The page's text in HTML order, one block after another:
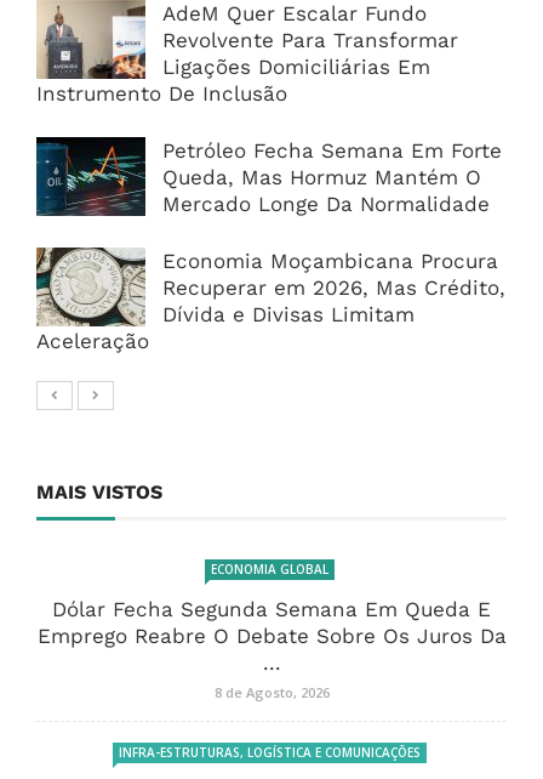
AdeM Quer Escalar Fundo
Revolvente Para Transformar
Ligações Domiciliárias Em
Instrumento De Inclusão
Petróleo Fecha Semana Em Forte
Queda, Mas Hormuz Mantém O
Mercado Longe Da Normalidade
Economia Moçambicana Procura
Recuperar em 2026, Mas Crédito,
Dívida e Divisas Limitam
Aceleração
MAIS VISTOS
ECONOMIA GLOBAL
Dólar Fecha Segunda Semana Em Queda E
Emprego Reabre O Debate Sobre Os Juros Da
...
8 de Agosto, 2026
INFRA-ESTRUTURAS, LOGÍSTICA E COMUNICAÇÕES